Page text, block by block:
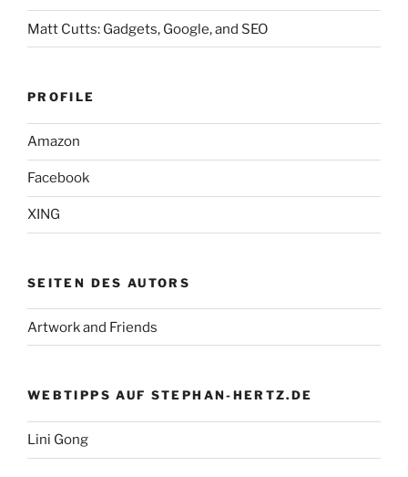
Matt Cutts: Gadgets, Google, and SEO
PROFILE
Amazon
Facebook
XING
SEITEN DES AUTORS
Artwork and Friends
WEBTIPPS AUF STEPHAN-HERTZ.DE
Lini Gong